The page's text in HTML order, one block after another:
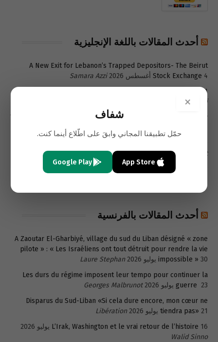
أحدث المقالات باللغة الإنجليزية
A New Exit for Lebanon’s Trapped Depositors- The Beirut
Stock Exchange 4 أغسطس 2026
Samara Azzi
1 أغسطس 2026
Azzi
Türkiye seeks post-UNIFIL role as Lebanon builds new security
Dent
Strategic Assessment: From Regime Change to Strategic
أحدث المقالات بالفرنسية
A Zaoutar El-Gharbiyé, village du sud du Liban désigné « zone
pilote » : « Les Israéliens ont tout détruit pour rendre la vie
impossible » 30 يوليو 2026
Laure Stephan
Les durs du régime imposent leur tempo pour continuer la
guerre 23 يوليو 2026
Georges Malbrunot
Disparus du Sud-Liban «Si cela dure encore, mon cœur ne
tiendra pas» 21 يوليو 2026
Libération
L’Irak, Washington et le vrai retour de l’histoire 16 يوليو 2026
Walid Sinno
×
شفاف
حمّل تطبيقنا المجاني وابقَ على اطّلاع أينما كنت.
App Store
Google Play